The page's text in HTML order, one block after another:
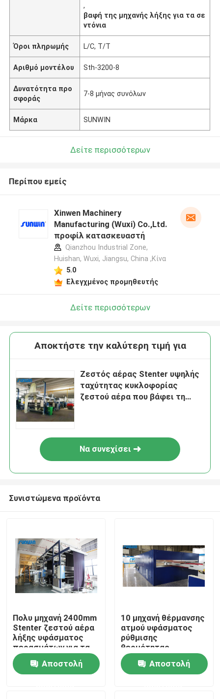
Σπίτι
Σχετικά με εμάς
,
βαφή της μηχανής λήξης για τα σε
ντόνια
Όροι πληρωμής L/C, T/T
Αριθμό μοντέλου Sth-3200-8
Δυνατότητα προ
σφοράς
7-8 μήνας συνόλων
Μάρκα SUNWIN
Δείτε περισσότερων
Περίπου εμείς
Xinwen Machinery
Manufacturing (Wuxi) Co.,Ltd.
προφίλ κατασκευαστή
Qianzhou Industrial Zone,
Huishan, Wuxi, Jiangsu, China ,Κίνα
5.0
Ελεγχμένος προμηθευτής
Δείτε περισσότερων
Αποκτήστε την καλύτερη τιμή για
Ζεστός αέρας Stenter υψηλής
ταχύτητας κυκλοφορίας
ζεστού αέρα που βάφει τη
Να συνεχίσει
Συνιστώμενα προϊόντα
Πολυ μηχανή 2400mm
Stenter ζεστού αέρα
λήξης υφάσματος
περασμάτων για τα
υφάσματα σεντονιών
Αποστολή
10 μηχανή θέρμανσης
ατμού υφάσματος
ρύθμισης
θερμότητας
αιθουσών 100m/Min
για το ύφασμα
βελούδου
Αποστολή